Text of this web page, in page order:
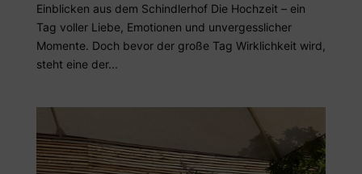
Einblicken aus dem Schindlerhof Die Hochzeit – ein
Tag voller Liebe, Emotionen und unvergesslicher
Momente. Doch bevor der große Tag Wirklichkeit wird,
steht eine der...